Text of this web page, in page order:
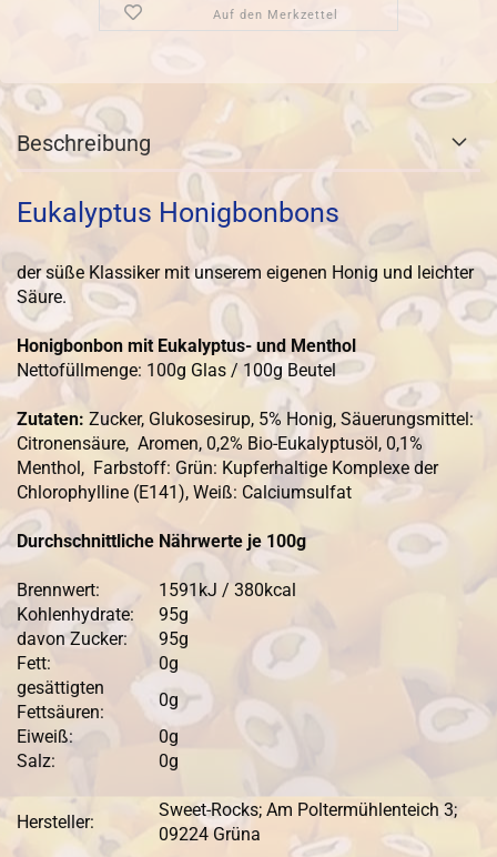
Auf den Merkzettel
Beschreibung
Eukalyptus Honigbonbons
der süße Klassiker mit unserem eigenen Honig und leichter
Säure.
Honigbonbon mit Eukalyptus- und Menthol
Nettofüllmenge: 100g Glas / 100g Beutel
Zutaten: Zucker, Glukosesirup, 5% Honig, Säuerungsmittel:
Citronensäure, Aromen, 0,2% Bio-Eukalyptusöl, 0,1%
Menthol, Farbstoff: Grün: Kupferhaltige Komplexe der
Chlorophylline (E141), Weiß: Calciumsulfat
Durchschnittliche Nährwerte je 100g
Brennwert:
1591kJ / 380kcal
Kohlenhydrate:
95g
davon Zucker:
95g
Fett:
0g
gesättigten
Fettsäuren:
0g
Eiweiß:
0g
Salz:
0g
Hersteller:
Sweet-Rocks; Am Poltermühlenteich 3;
09224 Grüna